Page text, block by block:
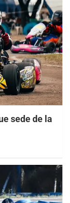
sede de la